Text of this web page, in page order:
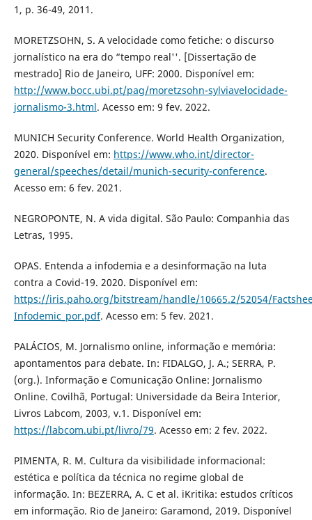
1, p. 36-49, 2011.
MORETZSOHN, S. A velocidade como fetiche: o discurso
jornalístico na era do “tempo real''. [Dissertação de
mestrado] Rio de Janeiro, UFF: 2000. Disponível em:
http://www.bocc.ubi.pt/pag/moretzsohn-sylviavelocidade-
jornalismo-3.html. Acesso em: 9 fev. 2022.
MUNICH Security Conference. World Health Organization,
2020. Disponível em: https://www.who.int/director-
general/speeches/detail/munich-security-conference.
Acesso em: 6 fev. 2021.
NEGROPONTE, N. A vida digital. São Paulo: Companhia das
Letras, 1995.
OPAS. Entenda a infodemia e a desinformação na luta
contra a Covid-19. 2020. Disponível em:
https://iris.paho.org/bitstream/handle/10665.2/52054/
Infodemic_por.pdf. Acesso em: 5 fev. 2021.
PALÁCIOS, M. Jornalismo online, informação e memória:
apontamentos para debate. In: FIDALGO, J. A.; SERRA, P.
(org.). Informação e Comunicação Online: Jornalismo
Online. Covilhã, Portugal: Universidade da Beira Interior,
Livros Labcom, 2003, v.1. Disponível em:
https://labcom.ubi.pt/livro/79. Acesso em: 2 fev. 2022.
PIMENTA, R. M. Cultura da visibilidade informacional:
estética e política da técnica no regime global de
informação. In: BEZERRA, A. C et al. iKritika: estudos críticos
em informação. Rio de Janeiro: Garamond, 2019. Disponível